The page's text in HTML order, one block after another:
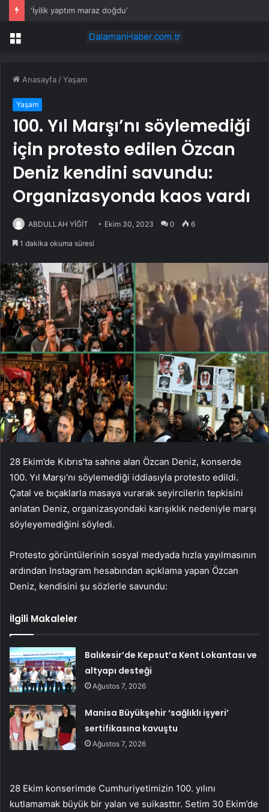
‘İyilik yaptım maraz doğdu’
Menü
Anasayfa /Yaşam
Yaşam
100. Yıl Marşı’nı söylemediği
için protesto edilen Özcan
Deniz kendini savundu:
Organizasyonda kaos vardı
ABDULLAH YİĞİT Ekim 30, 2023 0 6
1 dakika okuma süresi
28 Ekim’de Kıbrıs’ta sahne alan Özcan Deniz, konserde
100. Yıl Marşı’nı söylemediği iddiasıyla protesto edildi.
Çatal ve bıçaklarla masaya vurarak seyircilerin tepkisini
anlatan Deniz, organizasyondaki karışıklık nedeniyle marşı
söyleyemediğini söyledi.
Protesto görüntülerinin sosyal medyada hızla yayılmasının
ardından Instagram hesabından açıklama yapan Özcan
Deniz, kendisini şu sözlerle savundu:
İlgili Makaleler
Balıkesir’de Kepsut’a Kent Lokantası ve
altyapı desteği
Ağustos 7, 2026
Manisa Büyükşehir ‘sağlıklı işyeri’
sertifikasına kavuştu
Ağustos 7, 2026
28 Ekim konserimde Cumhuriyetimizin 100. yılını
kutlamamak büyük bir yalan ve suikasttır. Setim 30 Ekim’de